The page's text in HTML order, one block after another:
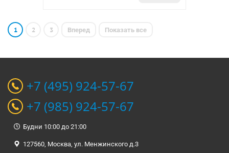
1 2 3 Вперед Показать все
+7 (495) 924-57-67
+7 (985) 924-57-67
Будни 10:00 до 21:00
127560, Москва, ул. Менжинского д.3